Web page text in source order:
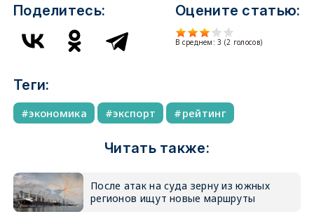
Поделитесь: Оцените статью:
В среднем:3 (2 голосов)
Теги:
экономика экспорт рейтинг
Читать также:
После атак на суда зерну из южных
регионов ищут новые маршруты